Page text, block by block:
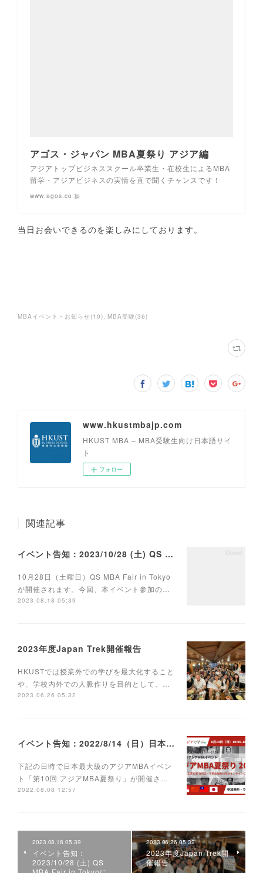
アゴス・ジャパン MBA夏祭り アジア編
アジアトップビジネススクール卒業生・在校生によるMBA
留学・アジアビジネスの実情を直で聞くチャンスです！
www.agos.co.jp
当日お会いできるのを楽しみにしております。
MBAイベント・お知らせ(10) MBA受験 (36)
www.hkustmbajp.com
HKUST MBA – MBA受験生向け日本語サイ
ト
フォロー
関連記事
イベント告知：2023/10/28 (土) QS MBA Fair in Tokyoに参加いたします
10月28日（土曜日）QS MBA Fair in Tokyo
が開催されます。今回、本イベント参加の…
2023.08.18 05:39
2023年度Japan Trek開催報告
HKUSTでは授業外での学びを最大化すること
や、学校内外での人脈作りを目的として、…
2023.06.26 05:32
イベント告知：2022/8/14（日）日本最大級のアジアMBAイベント「第10回 アジアMBA夏祭り」に参加いたします
下記の日時で日本最大級のアジアMBAイベン
ト「第10回 アジアMBA夏祭り」が開催さ…
2022.08.08 12:57
2023.08.18 05:39
イベント告知：
2023/10/28 (土) QS
2023.06.26 05:32
2023年度Japan Trek開
催報告